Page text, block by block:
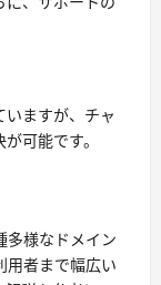
ますが、チャ
可能です。
多様なドメイン
用者まで幅広い